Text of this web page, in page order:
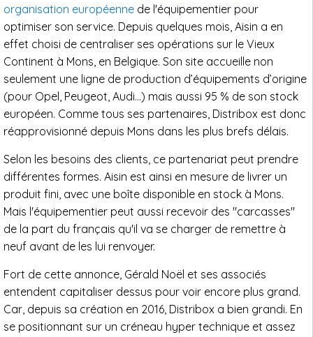
organisation européenne de l'équipementier pour
optimiser son service. Depuis quelques mois, Aisin a en
effet choisi de centraliser ses opérations sur le Vieux
Continent à Mons, en Belgique. Son site accueille non
seulement une ligne de production d’équipements d’origine
(pour Opel, Peugeot, Audi…) mais aussi 95 % de son stock
européen. Comme tous ses partenaires, Distribox est donc
réapprovisionné depuis Mons dans les plus brefs délais.
Selon les besoins des clients, ce partenariat peut prendre
différentes formes. Aisin est ainsi en mesure de livrer un
produit fini, avec une boîte disponible en stock à Mons.
Mais l'équipementier peut aussi recevoir des "carcasses"
de la part du français qu'il va se charger de remettre à
neuf avant de les lui renvoyer.
Fort de cette annonce, Gérald Noël et ses associés
entendent capitaliser dessus pour voir encore plus grand.
Car, depuis sa création en 2016, Distribox a bien grandi. En
se positionnant sur un créneau hyper technique et assez